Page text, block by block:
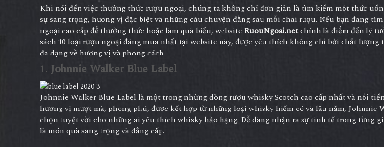
Khi nói đến việc thưởng thức rượu ngoại, chúng ta không chỉ đơn giản là tìm kiếm một thức
sự sang trọng, hương vị đặc biệt và những câu chuyện đằng sau mỗi chai rượu. Nếu bạn đang
ngoại cao cấp để thưởng thức hoặc làm quà biếu, website RuouNgoai.netchính là điểm đến lý
sách 10 loại rượu ngoại đáng mua nhất tại website này, được yêu thích không chỉ bởi chất lượng
đa dạng về hương vị và phong cách.
1. Johnnie Walker Blue Label
Johnnie Walker Blue Label là một trong những dòng rượu whisky Scotch cao cấp nhất và nổi
hương vị mượt mà, phong phú, được kết hợp từ những loại whisky hiếm có và lâu năm, Johnnie
chọn tuyệt vời cho những ai yêu thích whisky hảo hạng. Dễ dàng nhận ra sự tinh tế trong từng
là món quà sang trọng và đẳng cấp.